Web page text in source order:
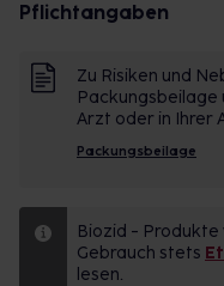
Pflichtangaben
Zu Risiken und
Packungsbeilage
Arzt oder in Ihrer
Packungsbeilage
Biozid -
Gebrauch stets
lesen.